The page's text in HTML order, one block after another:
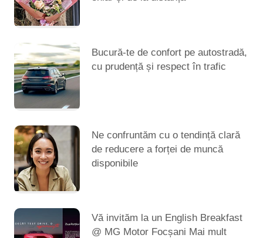
Bucură-te de confort pe autostradă,
cu prudență și respect în trafic
Ne confruntăm cu o tendință clară
de reducere a forței de muncă
disponibile
Vă invităm la un English Breakfast
@ MG Motor Focșani Mai mult